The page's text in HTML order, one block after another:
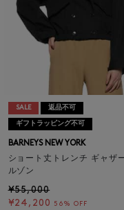
SALE 返品不可
ギフトラッピング不可
BARNEYS NEW YORK
ショート丈トレンチ ギャザ
ルゾン
¥55,000
¥24,200
56% OFF